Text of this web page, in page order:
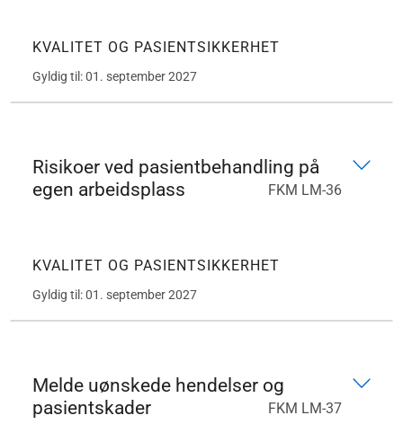
KVALITET OG PASIENTSIKKERHET
Gyldig til: 01. september 2027
Risikoer ved pasientbehandling på
egen arbeidsplass
FKM LM-36
KVALITET OG PASIENTSIKKERHET
Gyldig til: 01. september 2027
Melde uønskede hendelser og
pasientskader
FKM LM-37